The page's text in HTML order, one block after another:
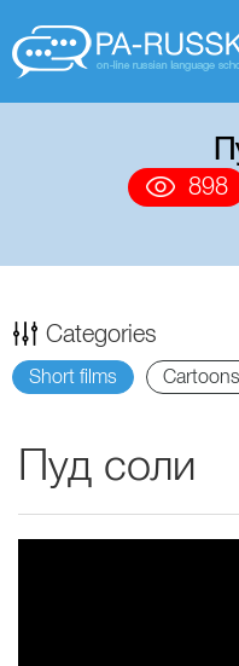
898
Categories
Short films Cartoons
Пуд соли